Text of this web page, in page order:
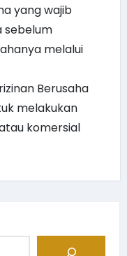
yang wajib
sebelum
melalui
Berusaha
melakukan
komersial